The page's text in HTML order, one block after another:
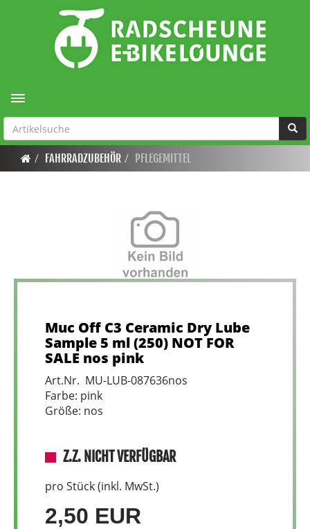
Toggle navigation
FAHRRADZUBEHÖR PFLEGEMITTEL
Muc Off C3 Ceramic Dry Lube
Sample 5 ml (250) NOT FOR
SALE nos pink
Art.Nr. MU-LUB-087636nos
Farbe: pink
Größe: nos
Z.Z. NICHT VERFÜGBAR
pro Stück (inkl. MwSt.)
2,50 EUR